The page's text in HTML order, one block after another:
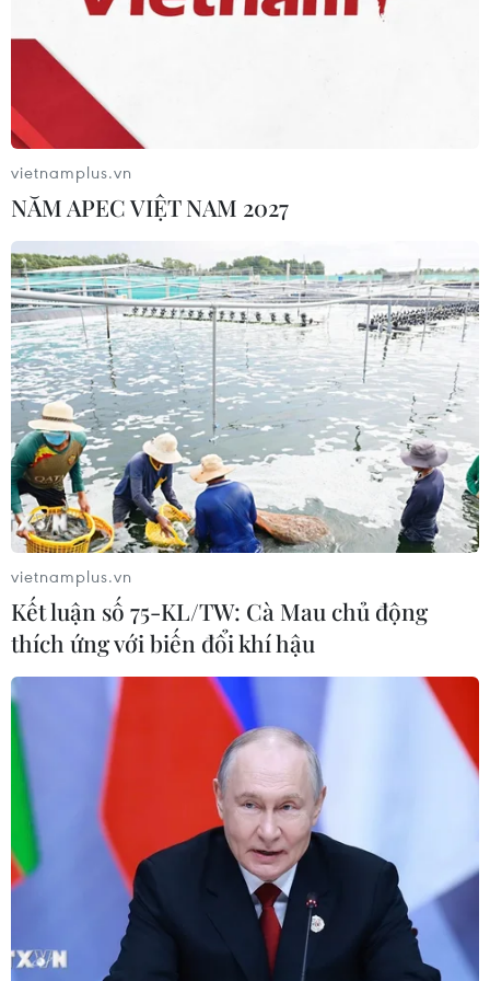
TIN CÙNG CHUYÊN MỤC
Chủ sân Azteca lỗ hơn 47 triệu USD vì
World Cup 2026
08/08/2026 06:43
ASEAN Cup 2026 ngày 8/8: Xác định
vietnamplus.vn
NĂM APEC VIỆT NAM 2027
vietnamplus.vn
Kết luận số 75-KL/TW: Cà Mau chủ động
thích ứng với biến đổi khí hậu